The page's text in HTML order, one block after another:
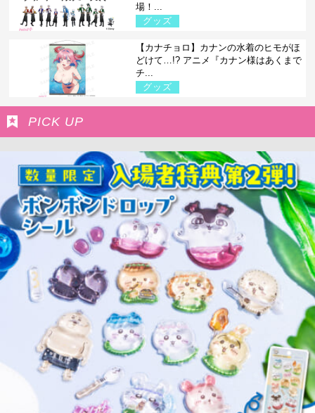
場！...
グッズ
【カナチョロ】カナンの水着のヒモがほ
どけて…!? アニメ『カナン様はあくまで
チ...
グッズ
PICK UP